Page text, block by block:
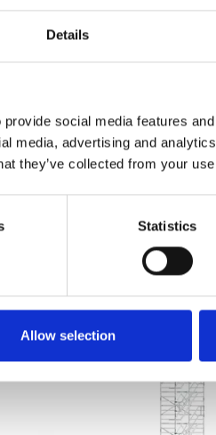
Details
social media features
media, advertising and
they’ve collected from your
Statistics
Allow selection
x
Échafaudage
250 - 14 m +